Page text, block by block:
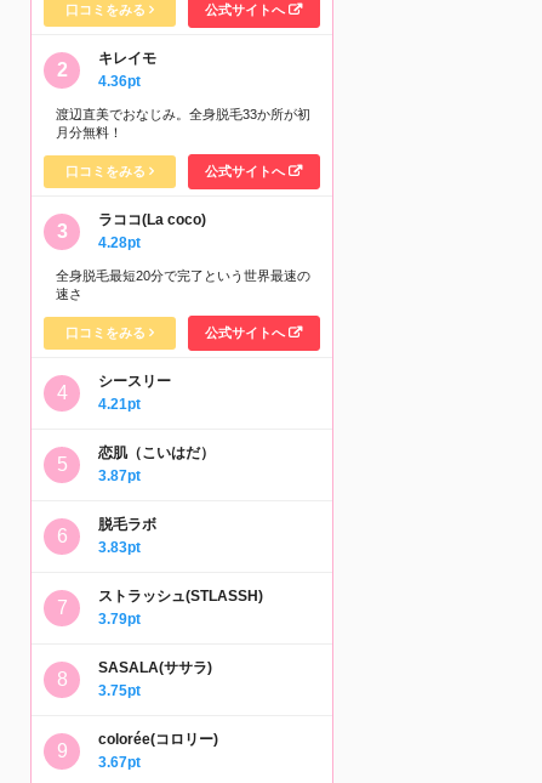
口コミをみる 公式サイトへ
キレイモ
4.36pt
渡辺直美でおなじみ。全身脱毛33か所が初
月分無料！
口コミをみる 公式サイトへ
ラココ(La coco)
4.28pt
全身脱毛最短20分で完了という世界最速の
速さ
口コミをみる 公式サイトへ
シースリー
4.21pt
恋肌（こいはだ）
3.87pt
脱毛ラボ
3.83pt
ストラッシュ(STLASSH)
3.79pt
SASALA(ササラ)
3.75pt
colorée(コロリー)
3.67pt